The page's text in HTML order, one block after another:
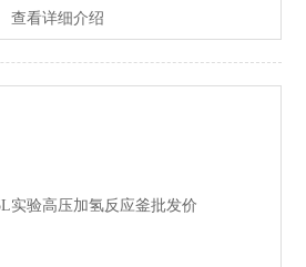
查看详细介绍